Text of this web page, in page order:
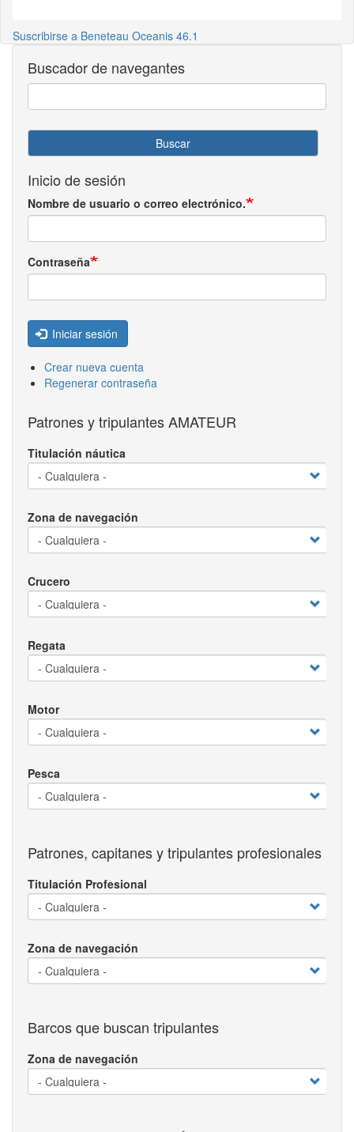
Suscribirse a Beneteau Oceanis 46.1
Buscador de navegantes
Buscar
Inicio de sesión
Nombre de usuario o correo electrónico.
Contraseña
Iniciar sesión
Crear nueva cuenta
Regenerar contraseña
Patrones y tripulantes AMATEUR
Titulación náutica
Zona de navegación
Crucero
Regata
Motor
Pesca
Patrones, capitanes y tripulantes profesionales
Titulación Profesional
Zona de navegación
Barcos que buscan tripulantes
Zona de navegación